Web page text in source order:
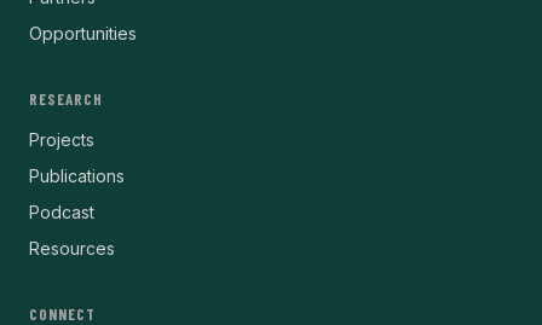
Opportunities
RESEARCH
Projects
Publications
Podcast
Resources
CONNECT